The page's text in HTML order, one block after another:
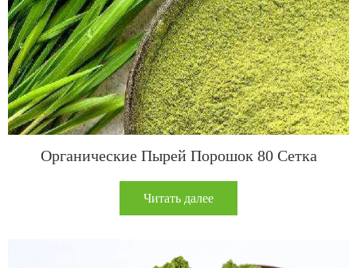
Органические Пырей Порошок 80 Сетка
Читать далее